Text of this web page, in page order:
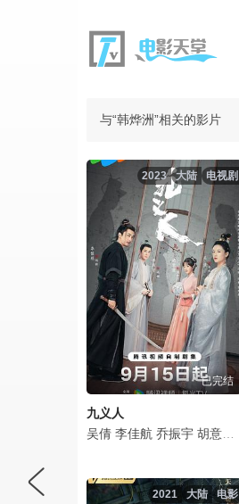
与“韩烨洲”相关的影片
电视剧
大陆
2023
已完结
九义人
吴倩 李佳航 乔振宇 胡意旋
电影
大陆
2021